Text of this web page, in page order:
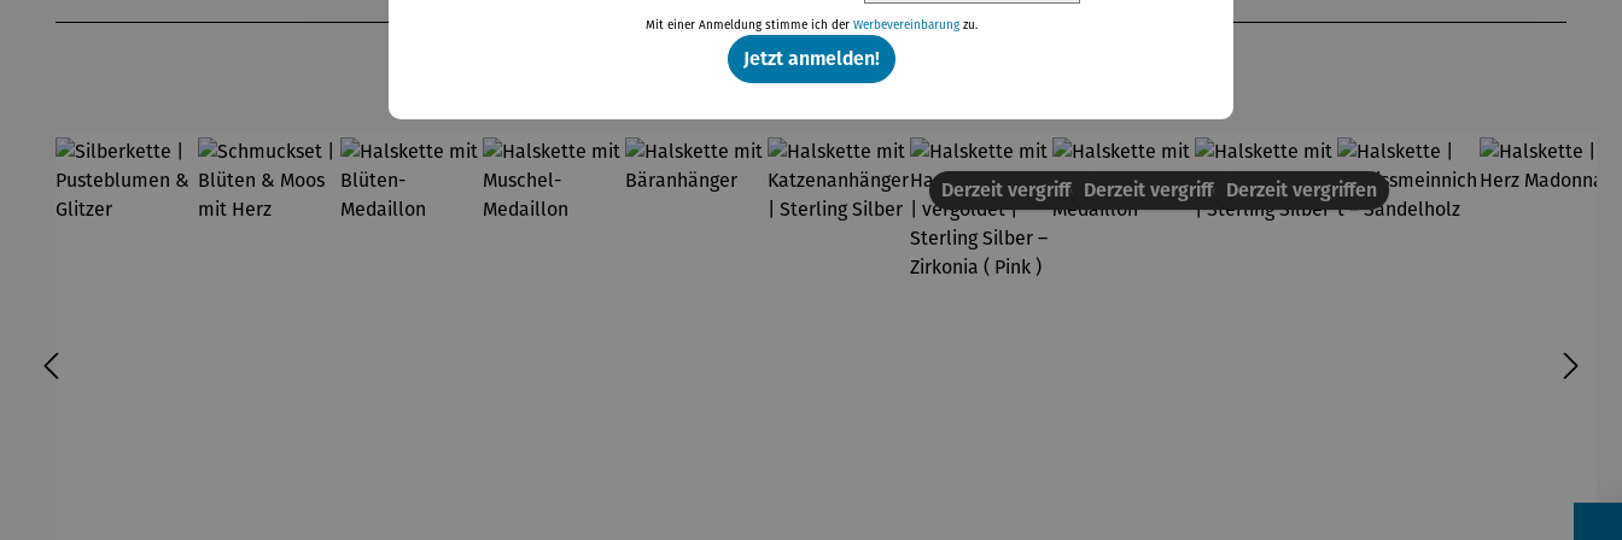
Weitere Produkte
Derzeit vergriffenDerzeit vergriffenDerzeit vergriffen
Mit einer Anmeldung stimme ich der Werbevereinbarungzu.
Jetzt anmelden!